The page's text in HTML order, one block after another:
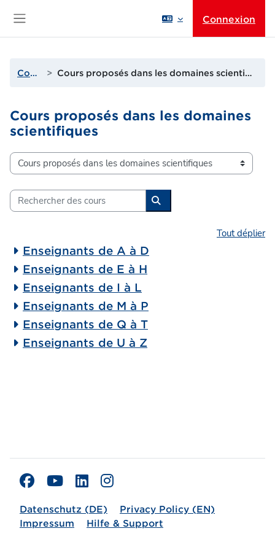
Connexion
Cours Cours proposés dans les domaines scientifiques
Cours proposés dans les domaines
scientifiques
Catégories de cours
Rechercher des cours
Rechercher des cours
Tout déplier
Enseignants de A à D
Enseignants de E à H
Enseignants de I à L
Enseignants de M à P
Enseignants de Q à T
Enseignants de U à Z
Datenschutz (DE)
Privacy Policy (EN)
Impressum
Hilfe & Support